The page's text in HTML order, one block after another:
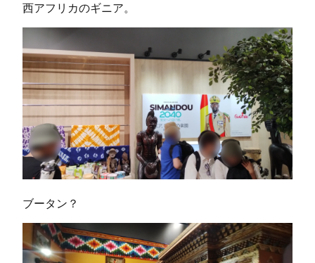
西アフリカのギニア。
ブータン？